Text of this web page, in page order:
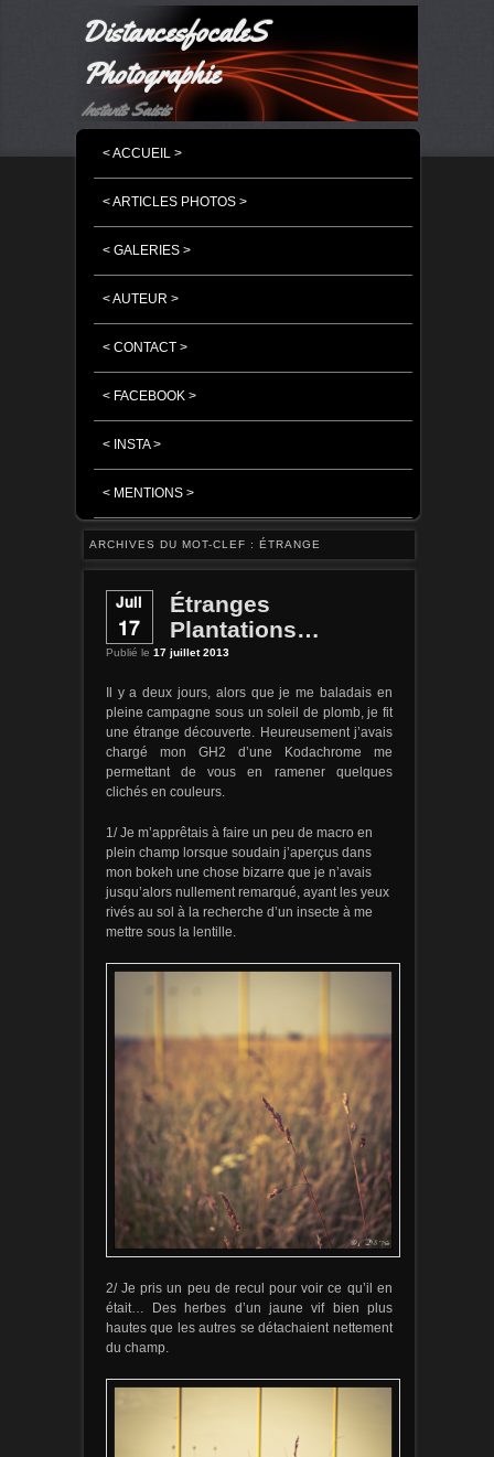
DistancesfocaleS
Photographie
Instants Saisis
MASQUER LA NAVIGATION PRINCIPALE
MASQUER LA NAVIGATION SECONDAIRE
< ACCUEIL >
< ARTICLES PHOTOS >
< GALERIES >
< AUTEUR >
< CONTACT >
< FACEBOOK >
< INSTA >
< MENTIONS >
ARCHIVES DU MOT-CLEF : ÉTRANGE
Juil
17
Étranges
Plantations…
Publié le 17 juillet 2013
Il y a deux jours, alors que je me baladais en
pleine campagne sous un soleil de plomb, je fit
une étrange découverte. Heureusement j’avais
chargé mon GH2 d’une Kodachrome me
permettant de vous en ramener quelques
clichés en couleurs.
1/ Je m’apprêtais à faire un peu de macro en
plein champ lorsque soudain j’aperçus dans
mon bokeh une chose bizarre que je n’avais
jusqu’alors nullement remarqué, ayant les yeux
rivés au sol à la recherche d’un insecte à me
mettre sous la lentille.
2/ Je pris un peu de recul pour voir ce qu’il en
était… Des herbes d’un jaune vif bien plus
hautes que les autres se détachaient nettement
du champ.